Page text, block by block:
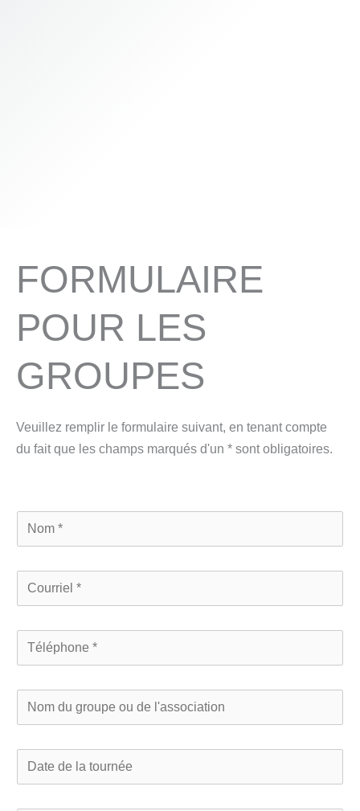
FORMULAIRE
POUR LES
GROUPES
Veuillez remplir le formulaire suivant, en tenant compte
du fait que les champs marqués d'un * sont obligatoires.